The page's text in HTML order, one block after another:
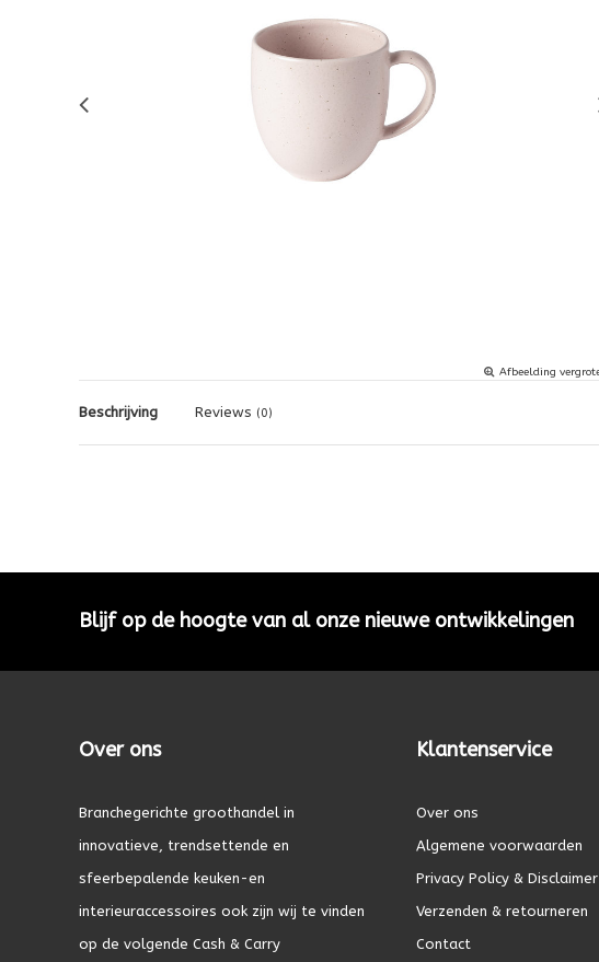
Afbeelding
Beschrijving Reviews (0)
Blijf op de hoogte van al onze nieuwe ontwikkelingen
Over ons
Branchegerichte groothandel in
innovatieve, trendsettende en
sfeerbepalende keuken-en
interieuraccessoires ook zijn wij te vinden
op de volgende Cash & Carry
Klantenservice
Over ons
Algemene voorwaarden
Privacy Policy & Disclaimer
Verzenden & retourneren
Contact